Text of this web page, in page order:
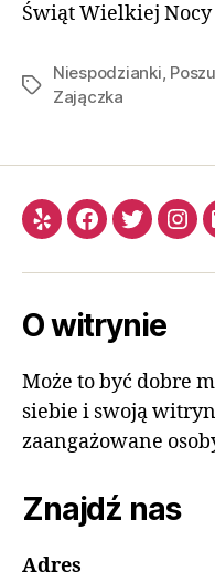
Świąt Wielkiej Nocy
Niespodzianki,
Zajączka
O witrynie
Może to być dobre
siebie i swoją
zaangażowane
Znajdź nas
Adres